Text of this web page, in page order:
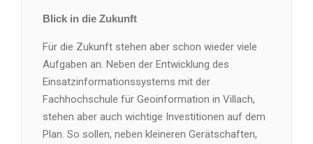
Blick in die Zukunft
Für die Zukunft stehen aber schon wieder viele
Aufgaben an. Neben der Entwicklung des
Einsatzinformationssystems mit der
Fachhochschule für Geoinformation in Villach,
stehen aber auch wichtige Investitionen auf dem
Plan. So sollen, neben kleineren Gerätschaften,